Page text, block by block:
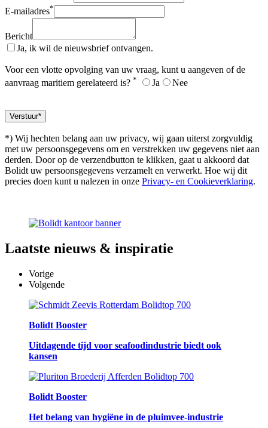
E-mailadres*
Bericht
Ja, ik wil de nieuwsbrief ontvangen.
Voor een vlotte opvolging van uw vraag, kunt u aangeven of de
aanvraag maritiem gerelateerd is? * Ja Nee
*) Wij hechten belang aan uw privacy, wij gaan uiterst zorgvuldig
met uw persoonsgegevens om en verstrekken uw gegevens niet aan
derden. Door op de verzendbutton te klikken, gaat u akkoord dat
Bolidt uw persoonsgegevens verzamelt en verwerkt. Hoe wij dit
precies doen kunt u nalezen in onze Privacy- en Cookieverklaring.
Laatste nieuws & inspiratie
Vorige
Volgende
Bolidt Booster
Uitdagende tijd voor seafoodindustrie biedt ook
kansen
Bolidt Booster
Het belang van hygiëne in de pluimvee-industrie